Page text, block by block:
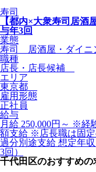
寿司
【都内×大衆寿司居酒
与年3回
業態
寿司 居酒屋・ダイ
職種
店長・店長候補
エリア
東京都
雇用形態
正社員
給与
月給 250,000円～ ※
額支給 ※店長職は固定
過分別途支給 想定年
3回）
千代田区のおすすめの